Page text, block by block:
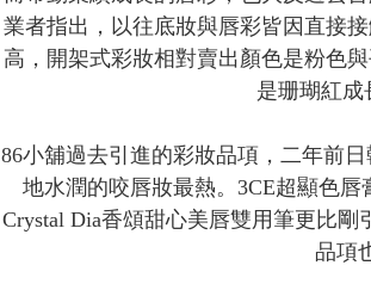
業者指出，以往底妝與唇彩皆因直接
高，開架式彩妝相對賣出顏色是粉色
是珊瑚紅成
86小舖過去引進的彩妝品項，二年前
地水潤的咬唇妝最熱。3CE超顯色
Crystal Dia香頌甜心美唇雙用筆更比
品項